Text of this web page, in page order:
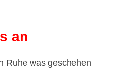
an
Ruhe was geschehen